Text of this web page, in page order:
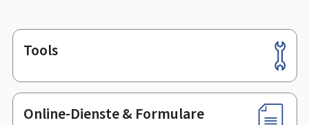
Footer
Tools
Online-Dienste & Formulare